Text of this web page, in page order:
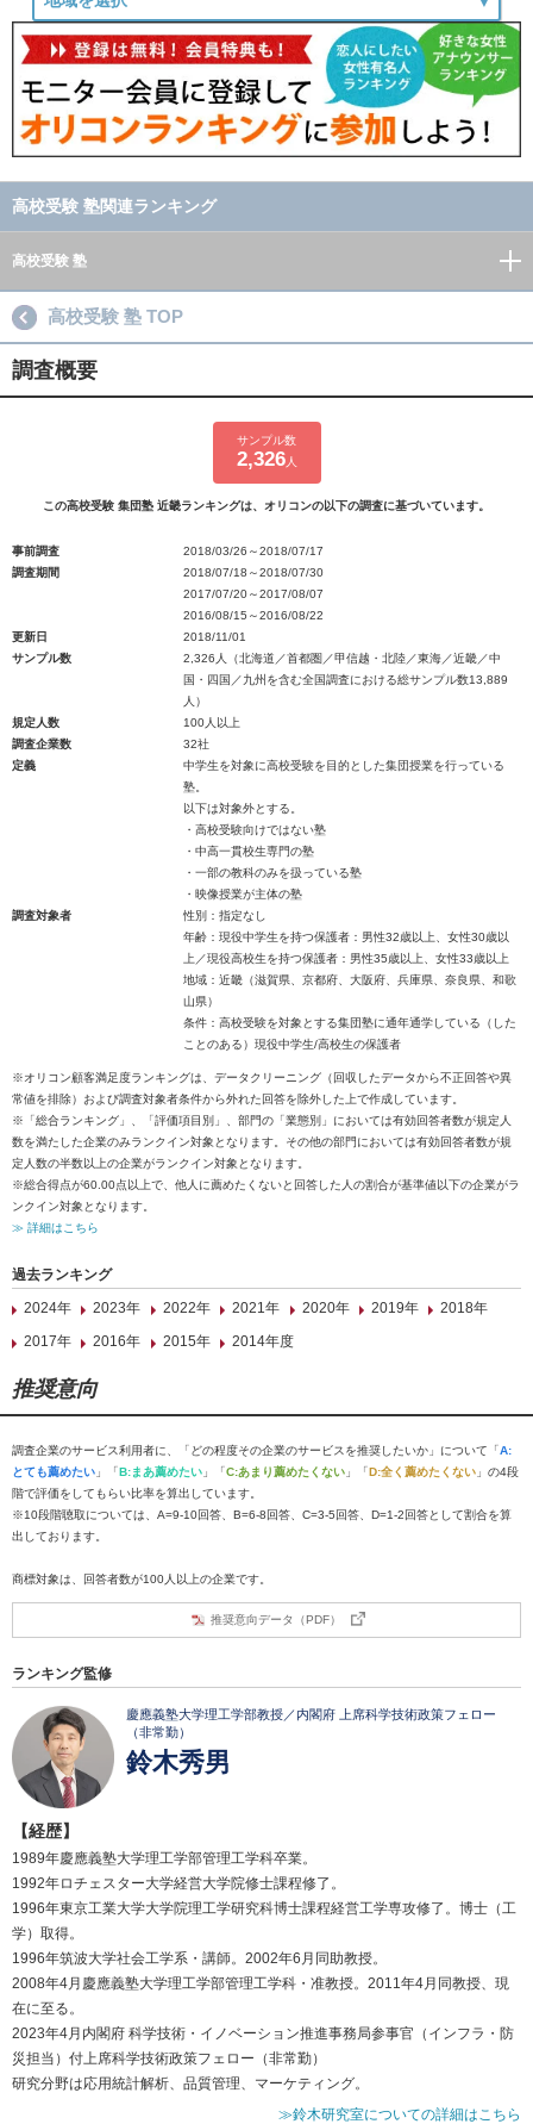
高校受験 塾関連ランキング
高校受験 塾
高校受験 塾 TOP
調査概要
サンプル数
2,326人
この高校受験 集団塾 近畿ランキングは、オリコンの以下の調査に基づいています。
事前調査
2018/03/26～2018/07/17
調査期間
2018/07/18～2018/07/30
2017/07/20～2017/08/07
2016/08/15～2016/08/22
更新日
2018/11/01
サンプル数
2,326人（北海道／首都圏／甲信越・北陸／東海／近畿／中
国・四国／九州を含む全国調査における総サンプル数13,889
人）
規定人数
100人以上
調査企業数
32社
定義
中学生を対象に高校受験を目的とした集団授業を行っている
塾。
以下は対象外とする。
・高校受験向けではない塾
・中高一貫校生専門の塾
・一部の教科のみを扱っている塾
・映像授業が主体の塾
調査対象者
性別：指定なし
年齢：現役中学生を持つ保護者：男性32歳以上、女性30歳以
上／現役高校生を持つ保護者：男性35歳以上、女性33歳以上
地域：近畿（滋賀県、京都府、大阪府、兵庫県、奈良県、和歌
山県）
条件：高校受験を対象とする集団塾に通年通学している（した
ことのある）現役中学生/高校生の保護者
※オリコン顧客満足度ランキングは、データクリーニング（回収したデータから不正回答や異
常値を排除）および調査対象者条件から外れた回答を除外した上で作成しています。
※「総合ランキング」、「評価項目別」、部門の「業態別」においては有効回答者数が規定人
数を満たした企業のみランクイン対象となります。その他の部門においては有効回答者数が規
定人数の半数以上の企業がランクイン対象となります。
※総合得点が60.00点以上で、他人に薦めたくないと回答した人の割合が基準値以下の企業がラ
ンクイン対象となります。
≫ 詳細はこちら
過去ランキング
2024年
2023年 2022年 2021年 2020年 2019年
2018年
2017年
2016年 2015年 2014年度
推奨意向
調査企業のサービス利用者に、「どの程度その企業のサービスを推奨したいか」について「A:
とても薦めたい 」「B:まあ薦めたい 」「C:あまり薦めたくない 」「D:全く薦めたくない 」の4段
階で評価をしてもらい比率を算出しています。
※10段階聴取については、A=9-10回答、B=6-8回答、C=3-5回答、D=1-2回答として割合を算
出しております。
商標対象は、回答者数が100人以上の企業です。
推奨意向データ（PDF）
ランキング監修
慶應義塾大学理工学部教授／内閣府 上席科学技術政策フェロー
（非常勤）
鈴木秀男
【経歴】
1989年慶應義塾大学理工学部管理工学科卒業。
1992年ロチェスター大学経営大学院修士課程修了。
1996年東京工業大学大学院理工学研究科博士課程経営工学専攻修了。博士（工
学）取得。
1996年筑波大学社会工学系・講師。2002年6月同助教授。
2008年4月慶應義塾大学理工学部管理工学科・准教授。2011年4月同教授、現
在に至る。
2023年4月内閣府 科学技術・イノベーション推進事務局参事官（インフラ・防
災担当）付上席科学技術政策フェロー（非常勤）
研究分野は応用統計解析、品質管理、マーケティング。
≫鈴木研究室についての詳細はこちら